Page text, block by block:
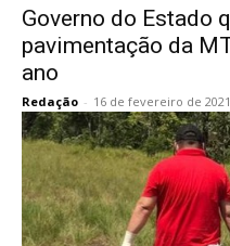
Governo do Estado
pavimentação da
ano
Redação - 16 de fevereiro de 2021